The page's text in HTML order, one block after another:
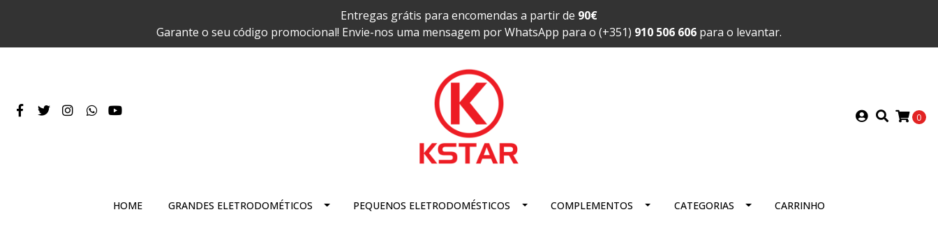
Entregas grátis para encomendas a partir de 90€
Garante o seu código promocional! Envie-nos uma mensagem por WhatsApp para o (+351) 910 506 606 para o levantar.
0
HOME GRANDES ELETRODOMÉTICOS PEQUENOS ELETRODOMÉSTICOS COMPLEMENTOS CATEGORIAS CARRINHO